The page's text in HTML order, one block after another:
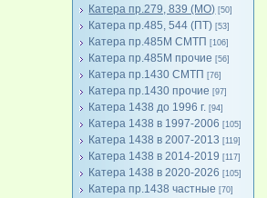
Катера пр.279, 839 (МО) [50]
Катера пр.485, 544 (ПТ) [53]
Катера пр.485М СМТП [106]
Катера пр.485М прочие [56]
Катера пр.1430 СМТП [76]
Катера пр.1430 прочие [97]
Катера 1438 до 1996 г. [94]
Катера 1438 в 1997-2006 [105]
Катера 1438 в 2007-2013 [119]
Катера 1438 в 2014-2019 [117]
Катера 1438 в 2020-2026 [105]
Катера пр.1438 частные [70]